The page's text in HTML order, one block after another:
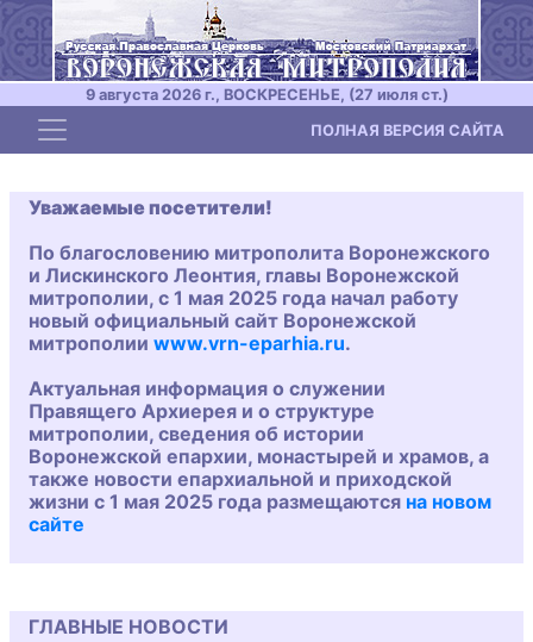
9 августа 2026 г., ВОСКРЕСЕНЬЕ, (27 июля ст.)
Toggle navigation ПОЛНАЯ ВЕРСИЯ САЙТА
Уважаемые посетители!
По благословению митрополита Воронежского
и Лискинского Леонтия, главы Воронежской
митрополии, с 1 мая 2025 года начал работу
новый официальный сайт Воронежской
митрополии www.vrn-eparhia.ru.
Актуальная информация о служении
Правящего Архиерея и о структуре
митрополии, сведения об истории
Воронежской епархии, монастырей и храмов, а
также новости епархиальной и приходской
жизни с 1 мая 2025 года размещаются на новом
сайте
ГЛАВНЫЕ НОВОСТИ